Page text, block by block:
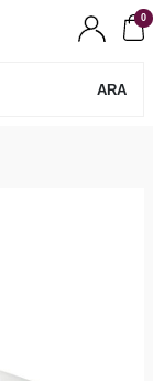
ARA
0